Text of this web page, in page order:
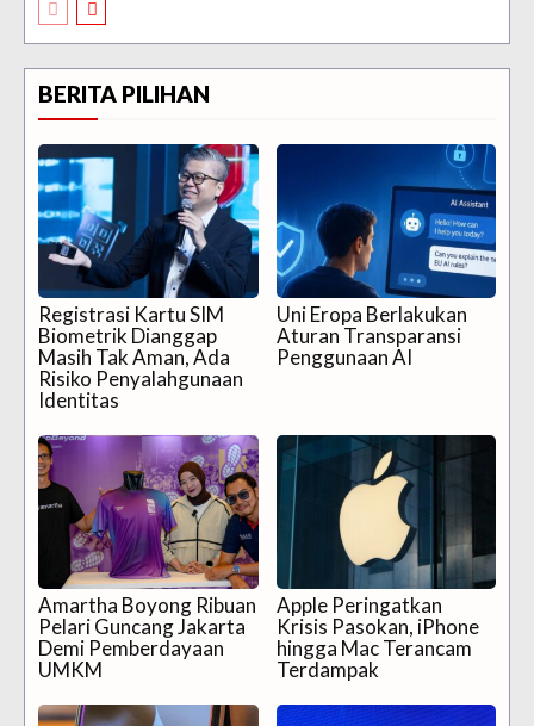
BERITA PILIHAN
Registrasi Kartu SIM
Biometrik Dianggap
Masih Tak Aman, Ada
Risiko Penyalahgunaan
Identitas
Uni Eropa Berlakukan
Aturan Transparansi
Penggunaan AI
Amartha Boyong Ribuan
Pelari Guncang Jakarta
Demi Pemberdayaan
UMKM
Apple Peringatkan
Krisis Pasokan, iPhone
hingga Mac Terancam
Terdampak